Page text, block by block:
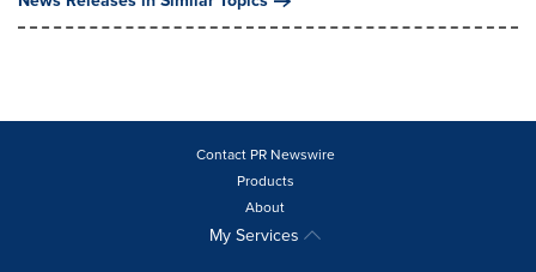
Contact PR Newswire
Products
About
My Services